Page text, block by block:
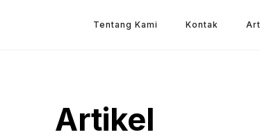
Tentang Kami Kontak
Artikel